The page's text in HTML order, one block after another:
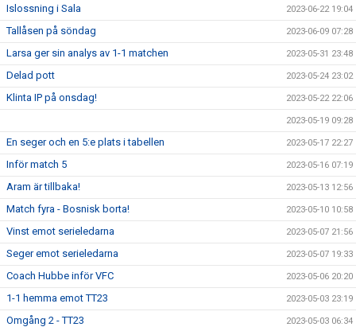
Islossning i Sala 2023-06-22 19:04
Tallåsen på söndag 2023-06-09 07:28
Larsa ger sin analys av 1-1 matchen 2023-05-31 23:48
Delad pott 2023-05-24 23:02
Klinta IP på onsdag! 2023-05-22 22:06
2023-05-19 09:28
En seger och en 5:e plats i tabellen 2023-05-17 22:27
Inför match 5 2023-05-16 07:19
Aram är tillbaka! 2023-05-13 12:56
Match fyra - Bosnisk borta! 2023-05-10 10:58
Vinst emot serieledarna 2023-05-07 21:56
Seger emot serieledarna 2023-05-07 19:33
Coach Hubbe inför VFC 2023-05-06 20:20
1-1 hemma emot TT23 2023-05-03 23:19
Omgång 2 - TT23 2023-05-03 06:34